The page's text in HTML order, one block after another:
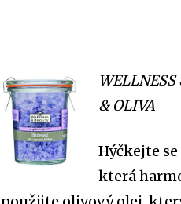
& OLIVA
Hýčkejte
která